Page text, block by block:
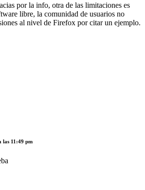
por la info, otra de las limitaciones es
libre, la comunidad de usuarios no
al nivel de Firefox por citar un ejemplo.
las 11:49 pm